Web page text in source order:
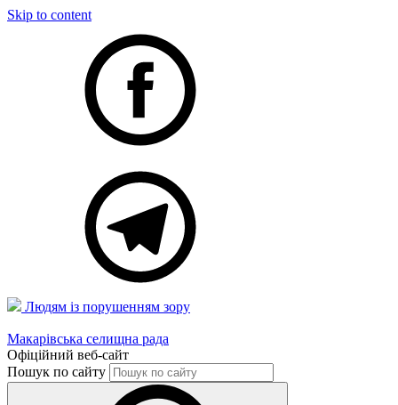
Skip to content
Людям із порушенням зору
Макарівська селищна рада
Офіційний веб-сайт
Пошук по сайту